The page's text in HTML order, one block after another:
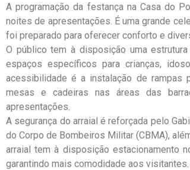
A programação da festança na Casa do
noites de apresentações. É uma grande
foi preparado para oferecer conforto e
O público tem à disposição uma
espaços específicos para crianças,
acessibilidade é a instalação de rampas
mesas e cadeiras nas áreas das
apresentações.
A segurança do arraial é reforçada pelo
do Corpo de Bombeiros Militar (CBMA),
arraial tem à disposição estacionamento
garantindo mais comodidade aos visitantes.